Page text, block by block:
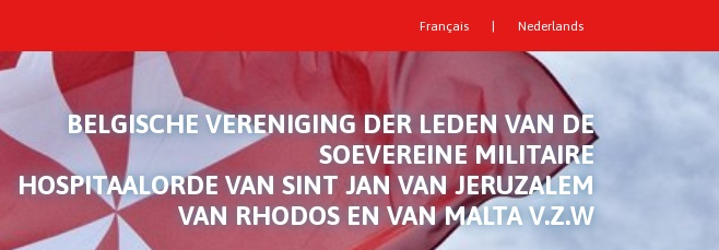
Français | Nederlands
BELGISCHE VERENIGING DER LEDEN VAN DE
SOEVEREINE MILITAIRE
HOSPITAALORDE VAN SINT JAN VAN JERUZALEM
VAN RHODOS EN VAN MALTA V.Z.W